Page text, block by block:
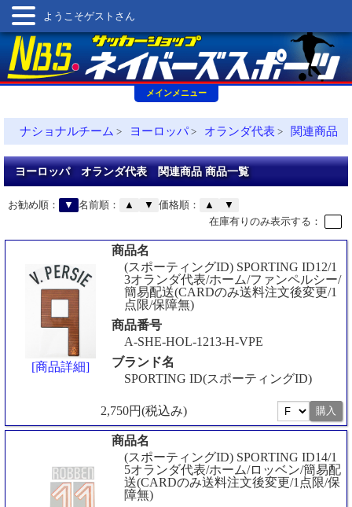
メインメニュー
ようこそゲストさん
ナショナルチーム > ヨーロッパ> オランダ代表 > 関連商品
ヨーロッパ オランダ代表 関連商品 商品一覧
お勧め順： ▼ 名前順： ▲ ▼ 価格順： ▲
▼
在庫有りのみ表示する：
[商品詳細]
商品名
(スポーティングID) SPORTING ID12/1
3オランダ代表/ホーム/ファンペルシー/
簡易配送(CARDのみ送料注文後変更/1
点限/保障無)
商品番号
A-SHE-HOL-1213-H-VPE
ブランド名
SPORTING ID(スポーティングID)
2,750円(税込み)
商品名
(スポーティングID) SPORTING ID14/1
5オランダ代表/ホーム/ロッベン/簡易配
送(CARDのみ送料注文後変更/1点限/保
障無)